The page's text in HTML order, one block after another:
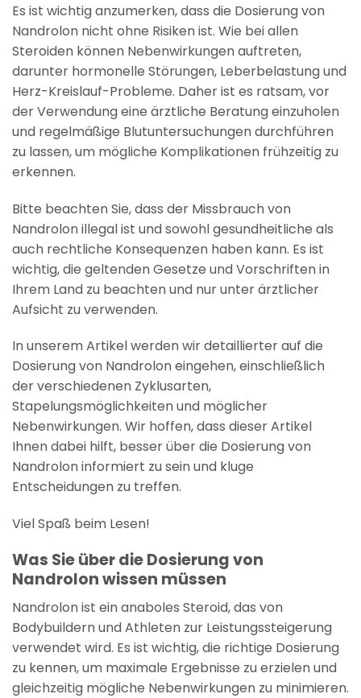
Es ist wichtig anzumerken, dass die Dosierung von
Nandrolon nicht ohne Risiken ist. Wie bei allen
Steroiden können Nebenwirkungen auftreten,
darunter hormonelle Störungen, Leberbelastung und
Herz-Kreislauf-Probleme. Daher ist es ratsam, vor
der Verwendung eine ärztliche Beratung einzuholen
und regelmäßige Blutuntersuchungen durchführen
zu lassen, um mögliche Komplikationen frühzeitig zu
erkennen.
Bitte beachten Sie, dass der Missbrauch von
Nandrolon illegal ist und sowohl gesundheitliche als
auch rechtliche Konsequenzen haben kann. Es ist
wichtig, die geltenden Gesetze und Vorschriften in
Ihrem Land zu beachten und nur unter ärztlicher
Aufsicht zu verwenden.
In unserem Artikel werden wir detaillierter auf die
Dosierung von Nandrolon eingehen, einschließlich
der verschiedenen Zyklusarten,
Stapelungsmöglichkeiten und möglicher
Nebenwirkungen. Wir hoffen, dass dieser Artikel
Ihnen dabei hilft, besser über die Dosierung von
Nandrolon informiert zu sein und kluge
Entscheidungen zu treffen.
Viel Spaß beim Lesen!
Was Sie über die Dosierung von
Nandrolon wissen müssen
Nandrolon ist ein anaboles Steroid, das von
Bodybuildern und Athleten zur Leistungssteigerung
verwendet wird. Es ist wichtig, die richtige Dosierung
zu kennen, um maximale Ergebnisse zu erzielen und
gleichzeitig mögliche Nebenwirkungen zu minimieren.